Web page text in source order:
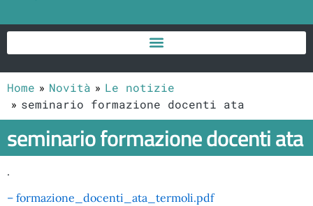
Home Novità
Le notizie
seminario formazione docenti ata
seminario formazione docenti ata
.
– formazione_docenti_ata_termoli.pdf